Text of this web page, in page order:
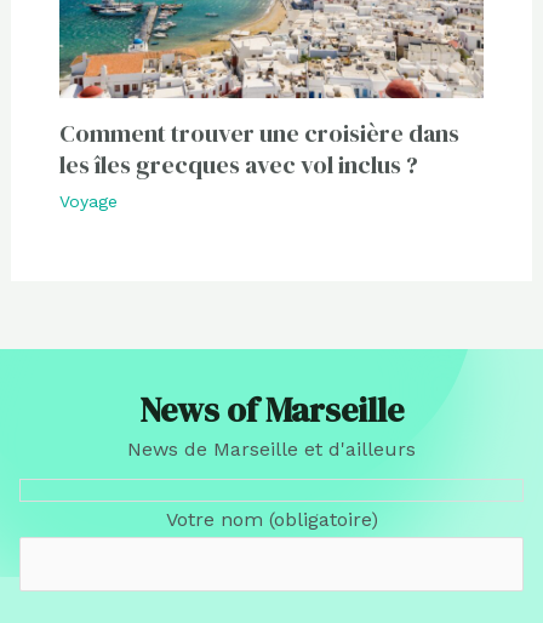
Comment trouver une croisière dans
les îles grecques avec vol inclus ?
Voyage
News of Marseille
News de Marseille et d'ailleurs
Votre nom (obligatoire)